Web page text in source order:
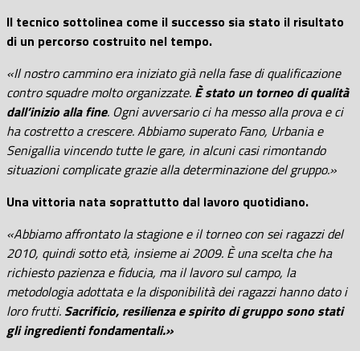
Il tecnico sottolinea come il successo sia stato il risultato
di un percorso costruito nel tempo.
«Il nostro cammino era iniziato già nella fase di qualificazione
contro squadre molto organizzate. È stato un torneo di qualità
dall’inizio alla fine. Ogni avversario ci ha messo alla prova e ci
ha costretto a crescere. Abbiamo superato Fano, Urbania e
Senigallia vincendo tutte le gare, in alcuni casi rimontando
situazioni complicate grazie alla determinazione del gruppo.»
Una vittoria nata soprattutto dal lavoro quotidiano.
«Abbiamo affrontato la stagione e il torneo con sei ragazzi del
2010, quindi sotto età, insieme ai 2009. È una scelta che ha
richiesto pazienza e fiducia, ma il lavoro sul campo, la
metodologia adottata e la disponibilità dei ragazzi hanno dato i
loro frutti. Sacrificio, resilienza e spirito di gruppo sono stati
gli ingredienti fondamentali.»